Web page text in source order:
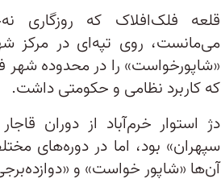
قلعه فلک‌افلاک که روزگاری
می‌مانست، روی تپه‌ای در مرکز
«شاپورخواست» را در محدوده شهر
که کاربرد نظامی و حکومتی داشت.
دژ استوار خرم‌آباد از دوران
سپهران» بود، اما در دوره‌های
آن‌ها «شاپور خواست» و